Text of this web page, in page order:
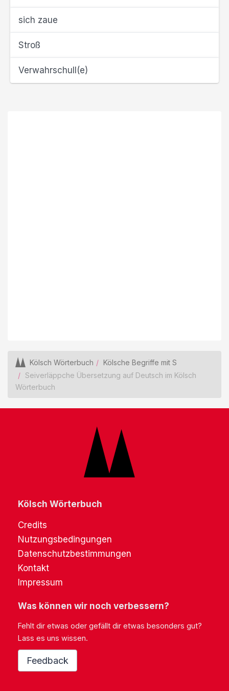
sich zaue
Stroß
Verwahrschull(e)
Kölsch Wörterbuch
Kölsche Begriffe mit S
Seiverläppche Übersetzung auf Deutsch im Kölsch
Wörterbuch
Kölsch Wörterbuch
Credits
Nutzungsbedingungen
Datenschutzbestimmungen
Kontakt
Impressum
Was können wir noch verbessern?
Fehlt dir etwas oder gefällt dir etwas besonders gut?
Lass es uns wissen.
Feedback